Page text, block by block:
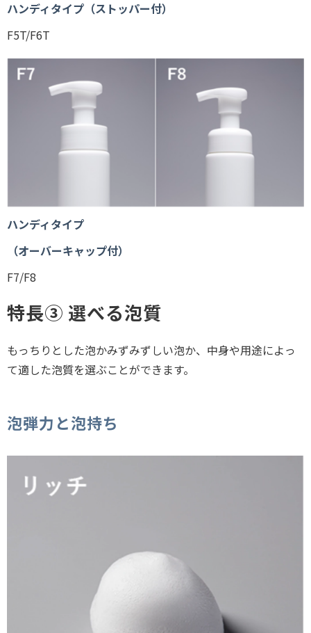
ハンディタイプ（ストッパー付）
F5T/F6T
ハンディタイプ
（オーバーキャップ付）
F7/F8
特長③ 選べる泡質
もっちりとした泡かみずみずしい泡か、中身や用途によっ
て適した泡質を選ぶことができます。
泡弾力と泡持ち